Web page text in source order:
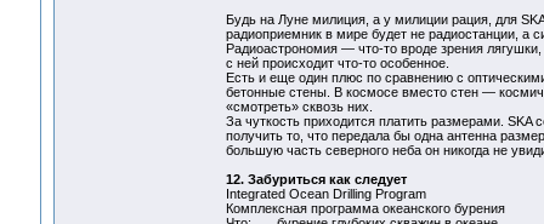
Будь на Луне милиция, а у милиции рация, для
радиоприемник в мире будет не радиостанции, а
Радиоастрономия — что-то вроде зрения
с ней происходит что-то особенное.
Есть и еще один плюс по сравнению с
бетонные стены. В космосе вместо стен —
«смотреть» сквозь них.
За чуткость приходится платить размерами.
получить то, что передала бы одна антенна
большую часть северного неба он никогда не
12. Забуриться как следует
Integrated Ocean Drilling Program
Комплексная программа океанского бурения